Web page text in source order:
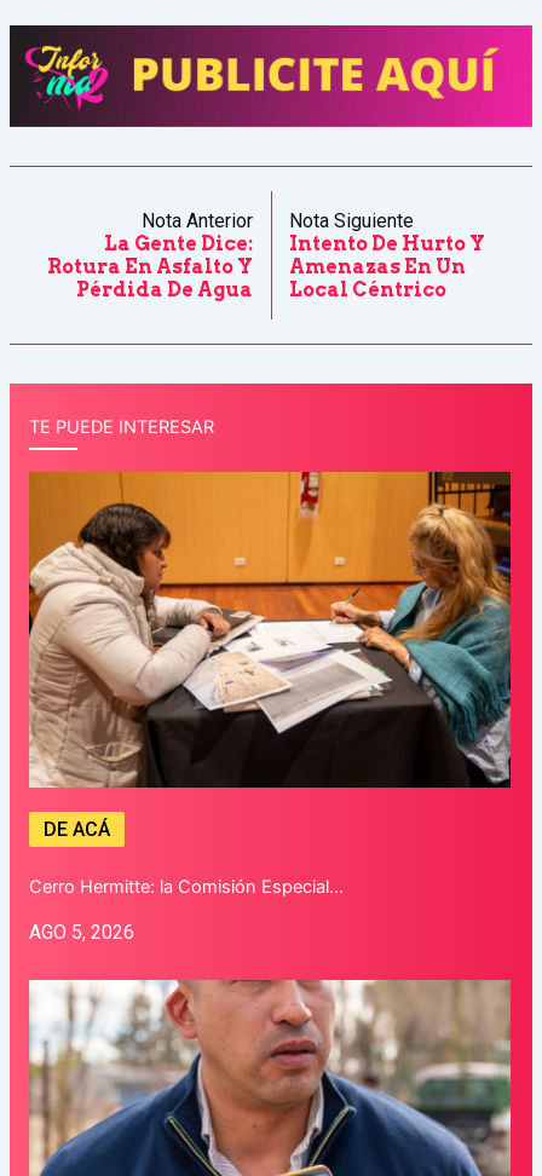
Nota Anterior
La Gente Dice:
Rotura En Asfalto Y
Pérdida De Agua
Nota Siguiente
Intento De Hurto Y
Amenazas En Un
Local Céntrico
TE PUEDE INTERESAR
DE ACÁ
Cerro Hermitte: la Comisión Especial…
AGO 5, 2026